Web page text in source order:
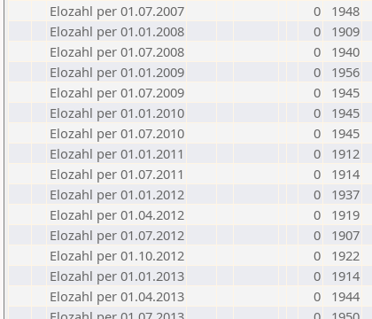
Elozahl per 01.07.2007
0
1948
Elozahl per 01.01.2008
0
1909
Elozahl per 01.07.2008
0
1940
Elozahl per 01.01.2009
0
1956
Elozahl per 01.07.2009
0
1945
Elozahl per 01.01.2010
0
1945
Elozahl per 01.07.2010
0
1945
Elozahl per 01.01.2011
0
1912
Elozahl per 01.07.2011
0
1914
Elozahl per 01.01.2012
0
1937
Elozahl per 01.04.2012
0
1919
Elozahl per 01.07.2012
0
1907
Elozahl per 01.10.2012
0
1922
Elozahl per 01.01.2013
0
1914
Elozahl per 01.04.2013
0
1944